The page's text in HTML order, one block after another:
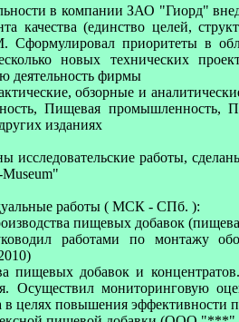
в компании ЗАО "Гиорд"
качества (единство целей,
Сформулировал приоритеты в
новых технических
деятельность фирмы
обзорные и
Пищевая
изданиях
исследовательские работы,
работы ( МСК - СПб. ):
пищевых добавок
работами по монтажу
пищевых добавок и
Осуществил мониторинговую
в целях повышения